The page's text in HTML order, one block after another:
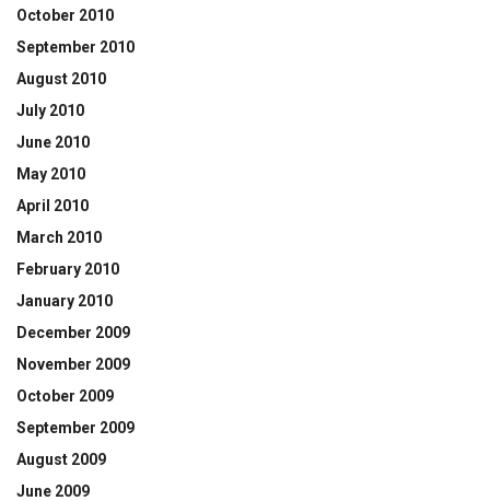
October 2010
September 2010
August 2010
July 2010
June 2010
May 2010
April 2010
March 2010
February 2010
January 2010
December 2009
November 2009
October 2009
September 2009
August 2009
June 2009